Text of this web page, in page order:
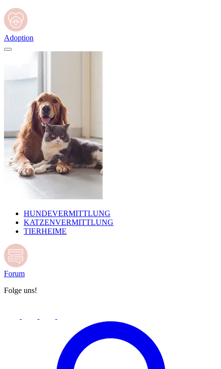
Adoption
HUNDEVERMITTLUNG
KATZENVERMITTLUNG
TIERHEIME
Forum
Folge uns!